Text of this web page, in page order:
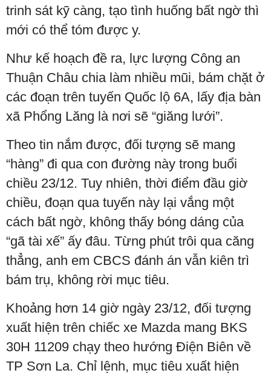
trinh sát kỹ càng, tạo tình huống bất ngờ thì
mới có thể tóm được y.
Như kế hoạch đề ra, lực lượng Công an
Thuận Châu chia làm nhiều mũi, bám chặt ở
các đoạn trên tuyến Quốc lộ 6A, lấy địa bàn
xã Phổng Lăng là nơi sẽ “giăng lưới”.
Theo tin nắm được, đối tượng sẽ mang
“hàng” đi qua con đường này trong buổi
chiều 23/12. Tuy nhiên, thời điểm đầu giờ
chiều, đoạn qua tuyến này lại vắng một
cách bất ngờ, không thấy bóng dáng của
“gã tài xế” ấy đâu. Từng phút trôi qua căng
thẳng, anh em CBCS đánh án vẫn kiên trì
bám trụ, không rời mục tiêu.
Khoảng hơn 14 giờ ngày 23/12, đối tượng
xuất hiện trên chiếc xe Mazda mang BKS
30H 11209 chạy theo hướng Điện Biên về
TP Sơn La. Chỉ lệnh, mục tiêu xuất hiện